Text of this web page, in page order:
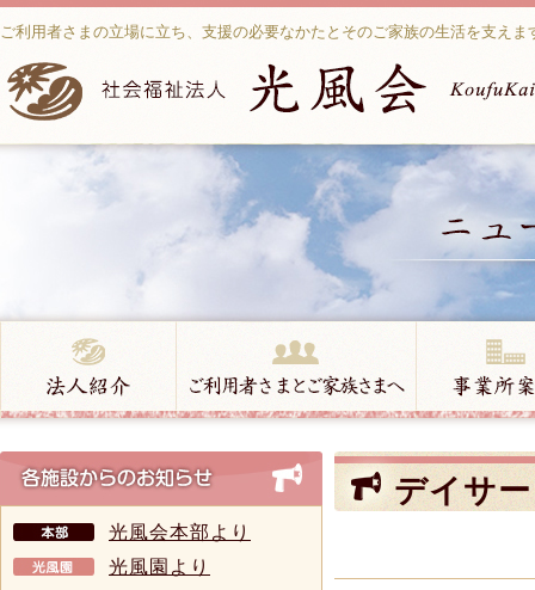
ご利用者さまの立場に立ち、支援の必要なかたとそのご家族の生活を支えま
光風会本部より
光風園より
デイサ